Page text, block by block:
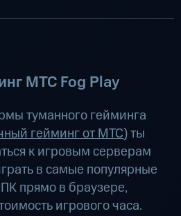
МТС Fog Play
туманного гейминга
гейминг от МТС) ты
к игровым серверам
в самые популярные
прямо в браузере,
игрового часа.